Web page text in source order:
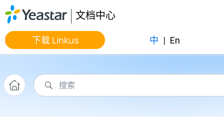
跳转到主要内容
文档中心
下载 Linkus 中 | En